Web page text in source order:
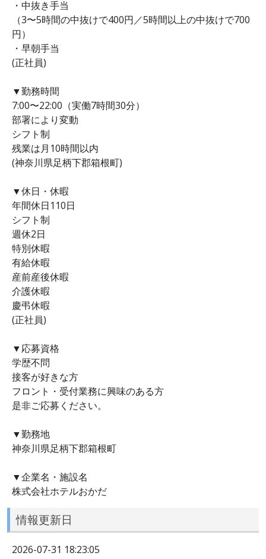
・中抜き手当
（3〜5時間の中抜けで400円／5時間以上の中抜けで700
円）
・早朝手当
(正社員)
▼勤務時間
7:00〜22:00（実働7時間30分）
部署により変動
シフト制
残業は月10時間以内
(神奈川県足柄下郡箱根町)
▼休日・休暇
年間休日110日
シフト制
週休2日
特別休暇
有給休暇
産前産後休暇
介護休暇
慶弔休暇
(正社員)
▼応募資格
学歴不問
接客が好きな方
フロント・受付業務に興味のある方
是非ご応募ください。
▼勤務地
神奈川県足柄下郡箱根町
▼企業名・施設名
株式会社ホテルおかだ
情報更新日
2026-07-31 18:23:05